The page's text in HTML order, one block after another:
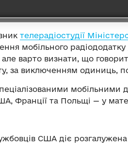
телерадіостудії
мобільного
але варто визнати, що
за виключенням одиниць,
мобільними
Франції та Польщі — у
США діє